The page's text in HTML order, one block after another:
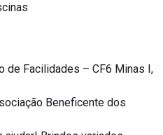
de Facilidades – CF6 Minas I,
Beneficente dos